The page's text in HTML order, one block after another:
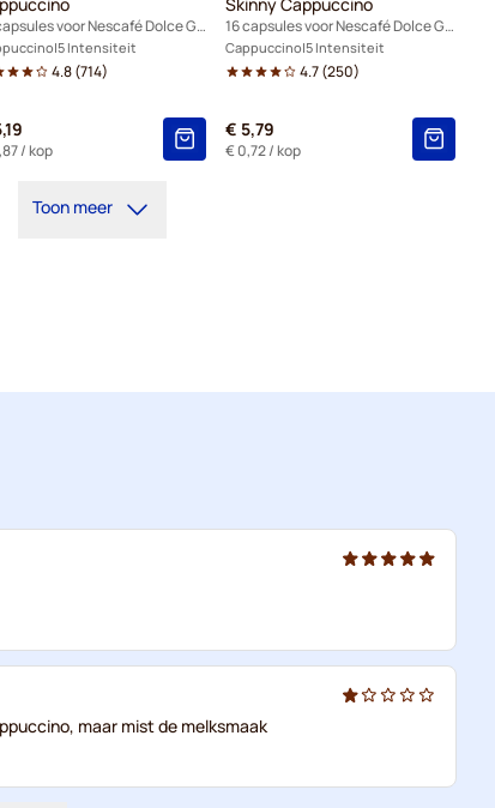
12 capsules voor Nescafé Dolce Gusto
5 Intensiteit
4.8(714)
/ kop
16 capsules voor Nescafé Dolce Gusto
Cappuccino 5 Intensiteit
4.7(250)
€ 5,79
€ 0,72/ kop
Toon meer
maar mist de melksmaak